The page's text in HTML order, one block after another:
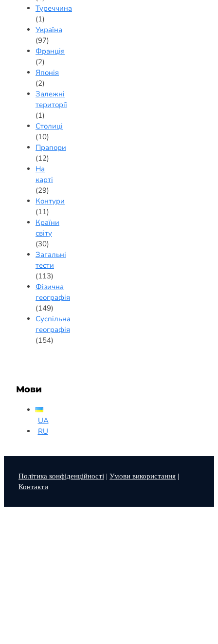
Туреччина
(1)
Україна
(97)
Франція
(2)
Японія
(2)
Залежні
території
(1)
Столиці
(10)
Прапори
(12)
На
карті
(29)
Контури
(11)
Країни
світу
(30)
Загальні
тести
(113)
Фізична
географія
(149)
Суспільна
географія
(154)
Мови
UA
RU
Політика конфіденційності | Умови використання |
Контакти